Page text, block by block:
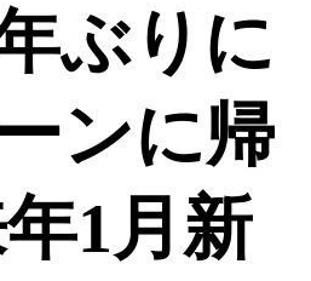
ぶりに
ンに帰
1月新